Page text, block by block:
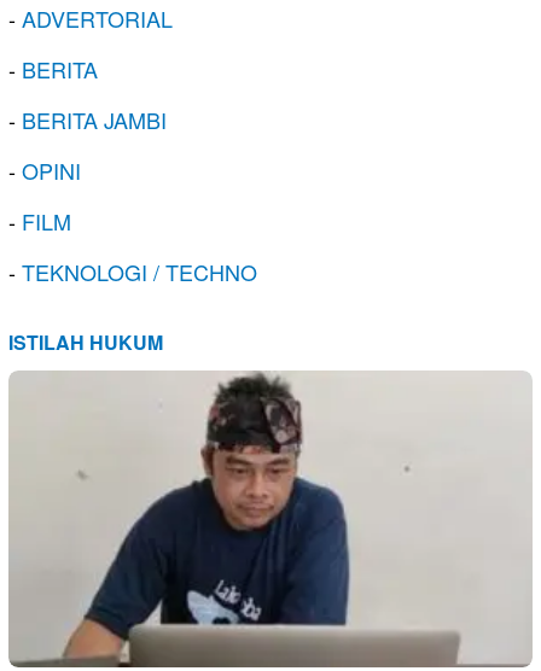
-ADVERTORIAL
- BERITA
- BERITA JAMBI
-OPINI
- FILM
-TEKNOLOGI / TECHNO
ISTILAH HUKUM